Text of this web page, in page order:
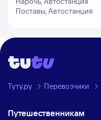
Поставы, Автостанция
Туту.ру Перевозчики
Путешественникам